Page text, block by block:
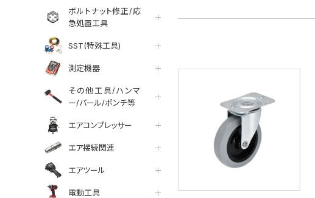
ボルトナット修正/応
急処置工具
SST(特殊工具)
測定機器
その他工具/ハンマ
ー/バール/ポンチ等
エアコンプレッサー
エア接続関連
エアツール
電動工具